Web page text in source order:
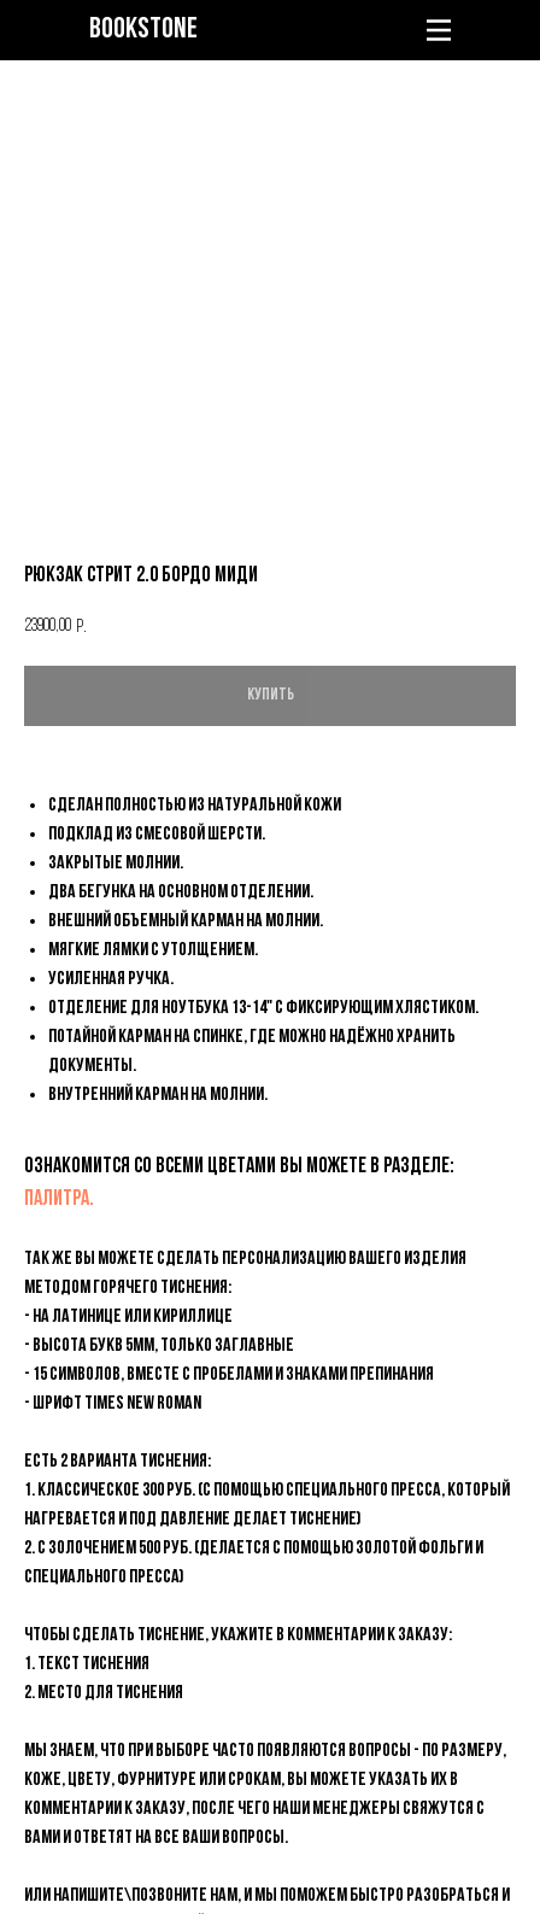
BOOKSTONE
Рюкзак СТРИТ 2.0 БОРДО МИДИ
23900,00 р.
КУПИТЬ
Сделан полностью из натуральной кожи
Подклад из смесовой шерсти.
Закрытые молнии.
Два бегунка на основном отделении.
Внешний объемный карман на молнии.
Мягкие лямки с утолщением.
Усиленная ручка.
Отделение для ноутбука 13-14" с фиксирующим хлястиком.
Потайной карман на спинке, где можно надёжно хранить
документы.
Внутренний карман на молнии.
Ознакомится со всеми цветами вы можете в разделе:
ПАЛИТРА.
Так же вы можете сделать персонализацию вашего изделия
методом горячего тиснения:
- На латинице или кириллице
- Высота букв 5мм, только ЗАГЛАВНЫЕ
- 15 символов, вместе с пробелами и знаками препинания
- Шрифт Times new Roman
Есть 2 варианта Тиснения:
1. Классическое 300 руб. (с помощью специального пресса, который
нагревается и под давление делает тиснение)
2. С золочением 500 руб. (делается с помощью золотой фольги и
специального пресса)
Чтобы сделать тиснение, укажите в комментарии к заказу:
1. Текст тиснения
2. Место для тиснения
Мы знаем, что при выборе часто появляются вопросы - по размеру,
коже, цвету, фурнитуре или срокам, вы можете указать их в
комментарии к заказу, после чего наши менеджеры свяжутся с
вами и ответят на все ваши вопросы.
Или напишите\позвоните нам, и мы поможем быстро разобраться и